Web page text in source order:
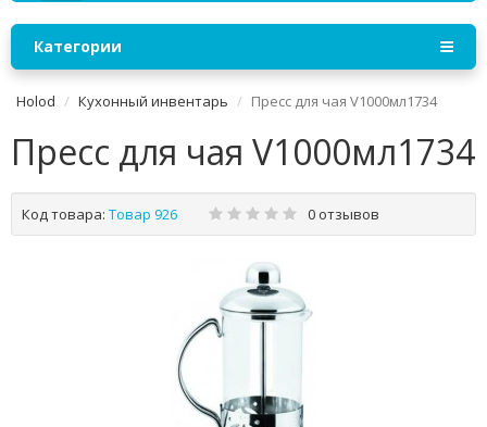
Категории
Holod Кухонный инвентарь Пресс для чая V1000мл1734
Пресс для чая V1000мл1734
Код товара: Товар 926 0 отзывов